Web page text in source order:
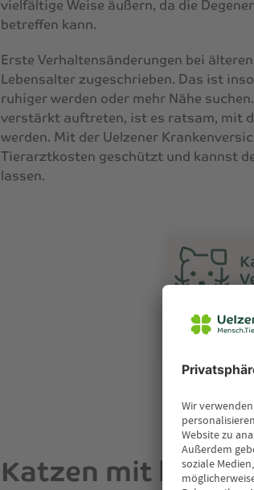
vielfältige Weise äußern, da die
betreffen kann.
Erste Verhaltensänderungen bei
Lebensalter zugeschrieben. Das ist
ruhiger werden oder mehr Nähe
verstärkt auftreten, ist es ratsam, mit
werden. Mit der Uelzener
Tierarztkosten geschützt und kannst
lassen.
Katzen mit